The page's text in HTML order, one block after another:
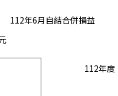
112年6月自結合併損益
112年度